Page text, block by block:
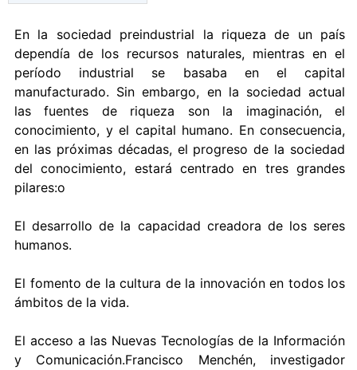
En la sociedad preindustrial la riqueza de un país
dependía de los recursos naturales, mientras en el
período industrial se basaba en el capital
manufacturado. Sin embargo, en la sociedad actual
las fuentes de riqueza son la imaginación, el
conocimiento, y el capital humano. En consecuencia,
en las próximas décadas, el progreso de la sociedad
del conocimiento, estará centrado en tres grandes
pilares:o
El desarrollo de la capacidad creadora de los seres
humanos.
El fomento de la cultura de la innovación en todos los
ámbitos de la vida.
El acceso a las Nuevas Tecnologías de la Información
y Comunicación.Francisco Menchén, investigador